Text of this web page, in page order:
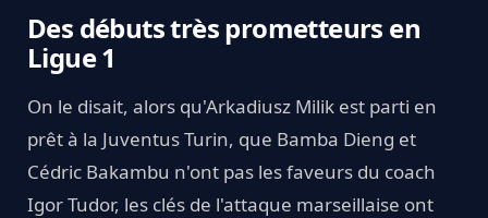
Des débuts très prometteurs en
Ligue 1
On le disait, alors qu'Arkadiusz Milik est parti en
prêt à la Juventus Turin, que Bamba Dieng et
Cédric Bakambu n'ont pas les faveurs du coach
Igor Tudor, les clés de l'attaque marseillaise ont